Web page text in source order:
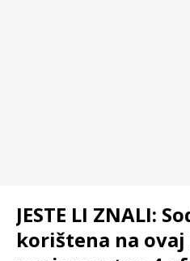
JESTE LI ZNALI:
korištena na